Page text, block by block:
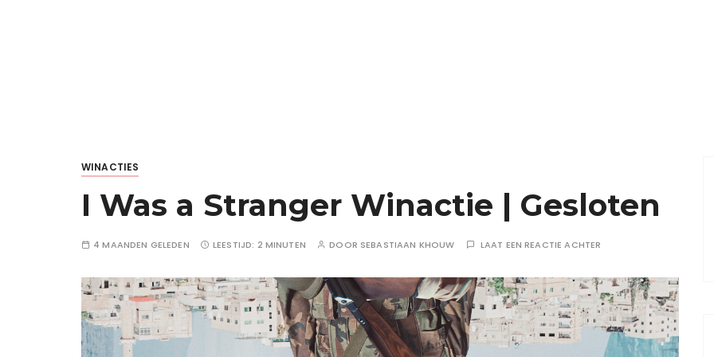
WINACTIES
I Was a Stranger Winactie | Gesloten
4 MAANDEN GELEDEN LEESTIJD: 2 MINUTEN DOOR SEBASTIAAN KHOUW LAAT EEN REACTIE ACHTER